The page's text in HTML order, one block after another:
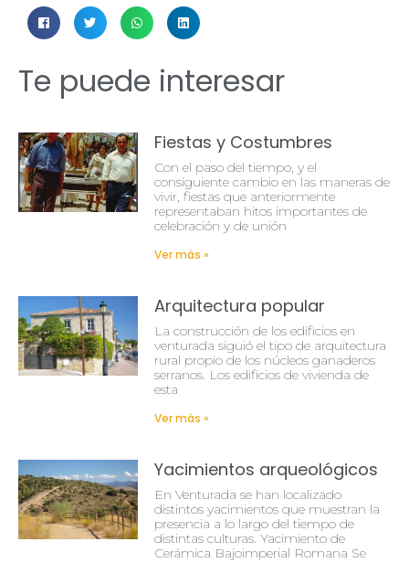
Te puede interesar
Fiestas y Costumbres
Con el paso del tiempo, y el
consiguiente cambio en las maneras de
vivir, fiestas que anteriormente
representaban hitos importantes de
celebración y de unión
Ver más »
Arquitectura popular
La construcción de los edificios en
venturada siguió el tipo de arquitectura
rural propio de los núcleos ganaderos
serranos. Los edificios de vivienda de
esta
Ver más »
Yacimientos arqueológicos
En Venturada se han localizado
distintos yacimientos que muestran la
presencia a lo largo del tiempo de
distintas culturas. Yacimiento de
Cerámica Bajoimperial Romana Se